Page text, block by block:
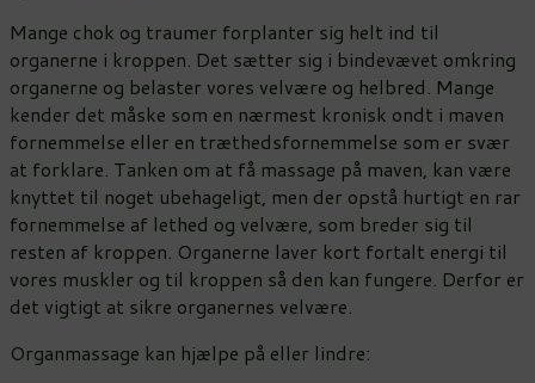
Mange chok og traumer forplanter sig helt ind til
organerne i kroppen. Det sætter sig i bindevævet omkring
organerne og belaster vores velvære og helbred. Mange
kender det måske som en nærmest kronisk ondt i maven
fornemmelse eller en træthedsfornemmelse som er svær
at forklare. Tanken om at få massage på maven, kan være
knyttet til noget ubehageligt, men der opstå hurtigt en rar
fornemmelse af lethed og velvære, som breder sig til
resten af kroppen. Organerne laver kort fortalt energi til
vores muskler og til kroppen så den kan fungere. Derfor er
det vigtigt at sikre organernes velvære.
Organmassage kan hjælpe på eller lindre: